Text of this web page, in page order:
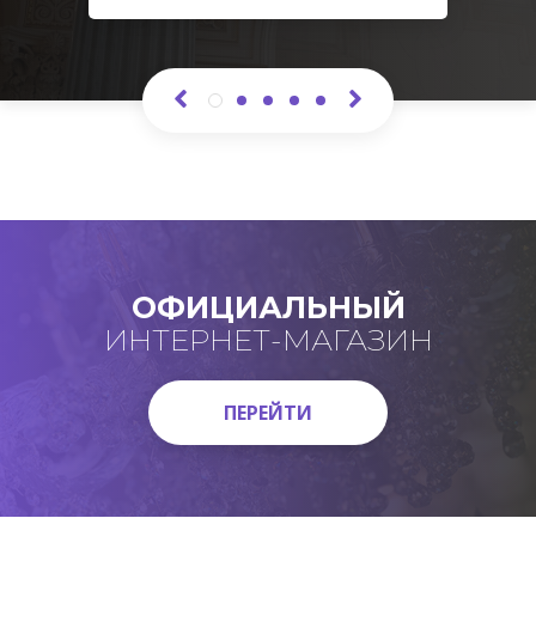
ОФИЦИАЛЬНЫЙ
ИНТЕРНЕТ-МАГАЗИН
ПЕРЕЙТИ
ПЕРЕЙТИ